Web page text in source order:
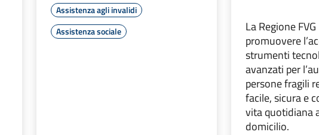
Assistenza agli invalidi
Assistenza sociale
La Regione
promuovere
strumenti
avanzati per
persone fragili
facile, sicura e
vita quotidiana
domicilio.